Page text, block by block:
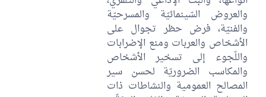
والعروض السّينمائيّة والمسرحيّة
والفنيّة، فرض حظر تجوال على
الأشخاص والعربات ومنع الإضرابات
واللّجوء إلى تسخير الأشخاص
والمكاسب الضروريّة لحسن سير
المصالح العمومية والنشاطات ذات